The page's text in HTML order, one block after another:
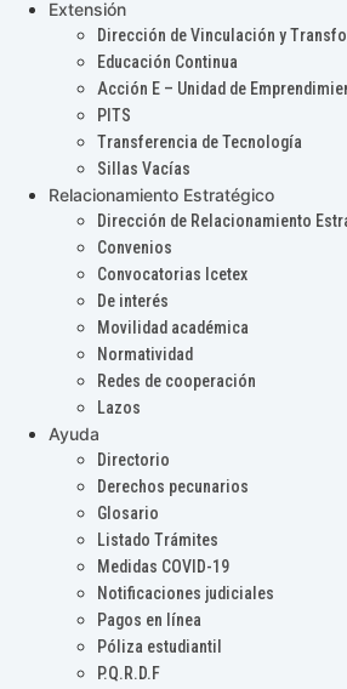
Extensión
Dirección de Vinculación y
Educación Continua
Acción E – Unidad de
PITS
Transferencia de Tecnología
Sillas Vacías
Relacionamiento Estratégico
Dirección de Relacionamiento
Convenios
Convocatorias Icetex
De interés
Movilidad académica
Normatividad
Redes de cooperación
Lazos
Ayuda
Directorio
Derechos pecunarios
Glosario
Listado Trámites
Medidas COVID-19
Notificaciones judiciales
Pagos en línea
Póliza estudiantil
P.Q.R.D.F